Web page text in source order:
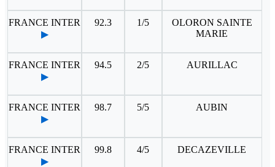
FRANCE INTER
▶
92.3 1/5
OLORON SAINTE
MARIE
FRANCE INTER
▶
94.5 2/5 AURILLAC
FRANCE INTER
▶
98.7 5/5 AUBIN
FRANCE INTER
▶
99.8 4/5 DECAZEVILLE